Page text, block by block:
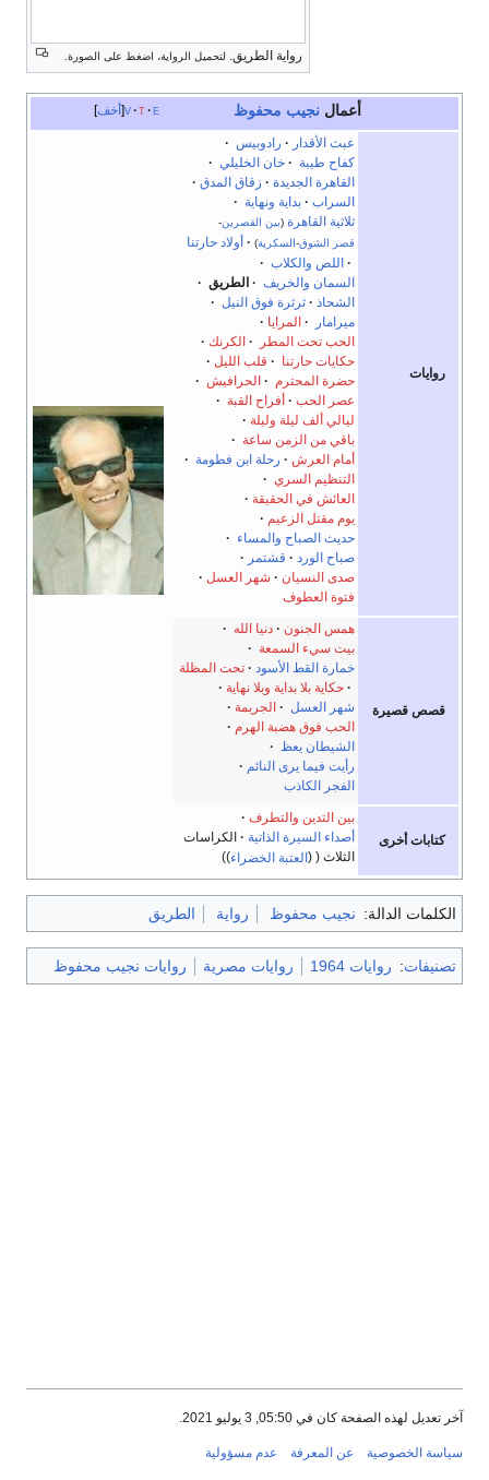
رواية الطريق. لتحميل الرواية، اضغط على الصورة.
أخف v t e أعمال نجيب محفوظ
روايات
عبث الأقدار رادوبيس ·
كفاح طيبة · خان الخليلي ·
القاهرة الجديدة · زقاق المدق ·
السراب · بداية ونهاية ·
ثلاثية القاهرة (بين القصرين-
قصر الشوق- السكرية)
· أولاد حارتنا
· اللص والكلاب ·
السمان والخريف · الطريق ·
الشحاذ
ثرثرة فوق النيل ·
ميرامار
· المرايا
الحب تحت المطر
· الكرنك
حكايات حارتنا · قلب الليل
حضرة المحترم · الحرافيش ·
عصر الحب · أفراح القبة ·
ليالي ألف ليلة وليلة
باقي من الزمن ساعة ·
أمام العرش
رحلة ابن فطومة ·
التنظيم السري ·
العائش في الحقيقة
يوم مقتل الزعيم
حديث الصباح والمساء ·
صباح الورد · قشتمر
صدى النسيان · شهر العسل
فتوة العطوف
قصص قصيرة
همس الجنون دنيا الله ·
بيت سيء السمعة ·
خمارة القط الأسود
تحت المظلة
· حكاية بلا بداية وبلا نهاية ·
شهر العسل · الجريمة
الحب فوق هضبة الهرم
الشيطان يعظ ·
رأيت فيما يرى النائم ·
الفجر الكاذب
كتابات أخرى
بين التدين والتطرف
أصداء السيرة الذاتية
الكراسات
الثلاث
العتبة الخضراء
الكلمات الدالة: نجيب محفوظ رواية الطريق
تصنيفات: روايات 1964 روايات مصرية روايات نجيب محفوظ
آخر تعديل لهذه الصفحة كان في 05:50, 3 يوليو 2021.
سياسة الخصوصية عن المعرفة عدم مسؤولية